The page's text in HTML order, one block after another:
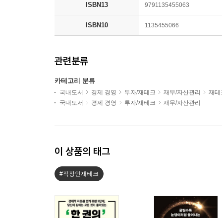
ISBN13 9791135455063
ISBN10 1135455066
관련분류
카테고리 분류
국내도서 경제 경영 투자/재테크 재무/자산관리
재테
국내도서
경제 경영 투자/재테크 재무/자산관리
이 상품의 태그
#직장인재테크